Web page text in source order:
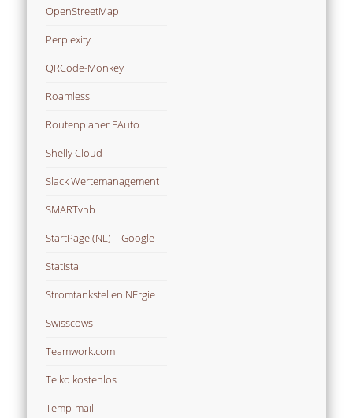
OpenStreetMap
Perplexity
QRCode-Monkey
Roamless
Routenplaner EAuto
Shelly Cloud
Slack Wertemanagement
SMARTvhb
StartPage (NL) – Google
Statista
Stromtankstellen NErgie
Swisscows
Teamwork.com
Telko kostenlos
Temp-mail